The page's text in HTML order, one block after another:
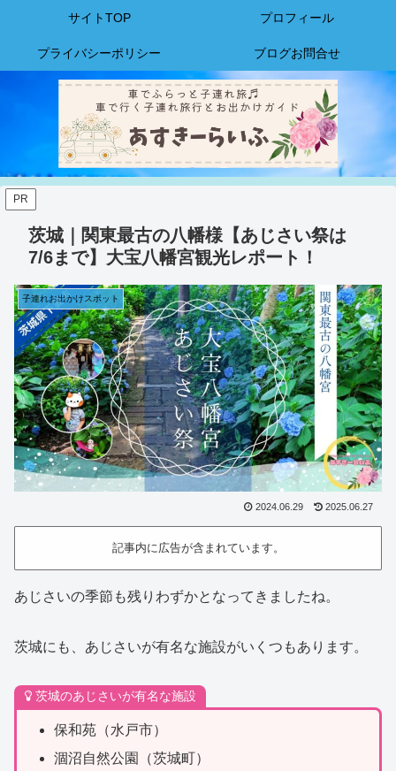
サイトTOP プロフィール
プライバシーポリシー ブログお問合せ
PR
茨城｜関東最古の八幡様【あじさい祭は
7/6まで】大宝八幡宮観光レポート！
子連れお出かけスポット
2024.06.29 2025.06.27
記事内に広告が含まれています。
あじさいの季節も残りわずかとなってきましたね。
茨城にも、あじさいが有名な施設がいくつもあります。
茨城のあじさいが有名な施設
保和苑（水戸市）
涸沼自然公園（茨城町）